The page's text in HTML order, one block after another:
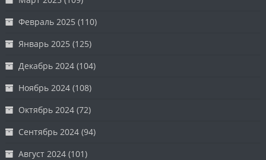
Февраль 2025 (110)
Январь 2025 (125)
Декабрь 2024 (104)
Ноябрь 2024 (108)
Октябрь 2024 (72)
Сентябрь 2024 (94)
Август 2024 (101)